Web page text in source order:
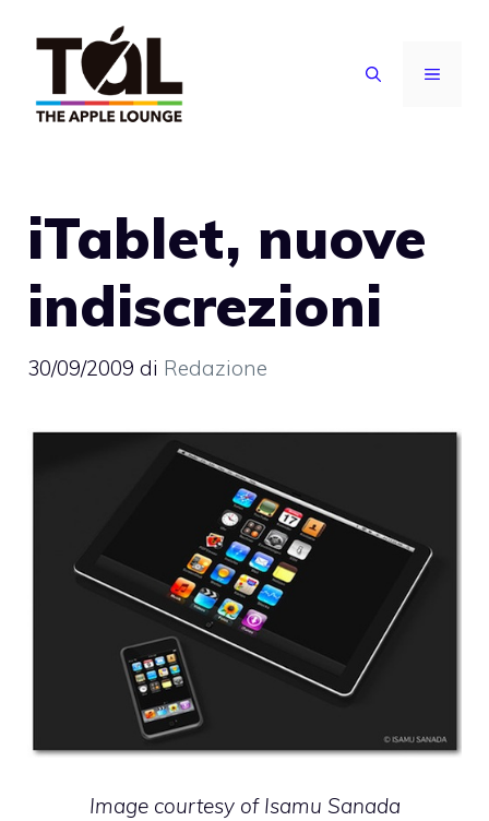
contenuto
MENU
iTablet, nuove
indiscrezioni
30/09/2009 di Redazione
Image courtesy of Isamu Sanada